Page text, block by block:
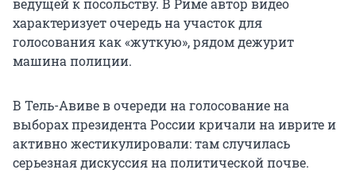
ведущей к посольству. В Риме автор видео
характеризует очередь на участок для
голосования как «жуткую», рядом дежурит
машина полиции.
В Тель-Авиве в очереди на голосование на
выборах президента России кричали на иврите и
активно жестикулировали: там случилась
серьезная дискуссия на политической почве.